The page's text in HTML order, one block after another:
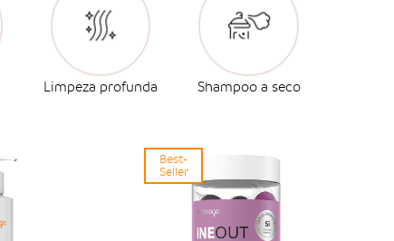
Limpeza profunda Shampoo a seco
Best-
Seller